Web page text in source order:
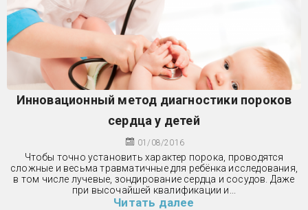
Инновационный метод диагностики пороков
сердца у детей
01/08/2016
Чтобы точно установить характер порока, проводятся
сложные и весьма травматичные для ребёнка исследования,
в том числе лучевые, зондирование сердца и сосудов. Даже
при высочайшей квалификации и...
Читать далее